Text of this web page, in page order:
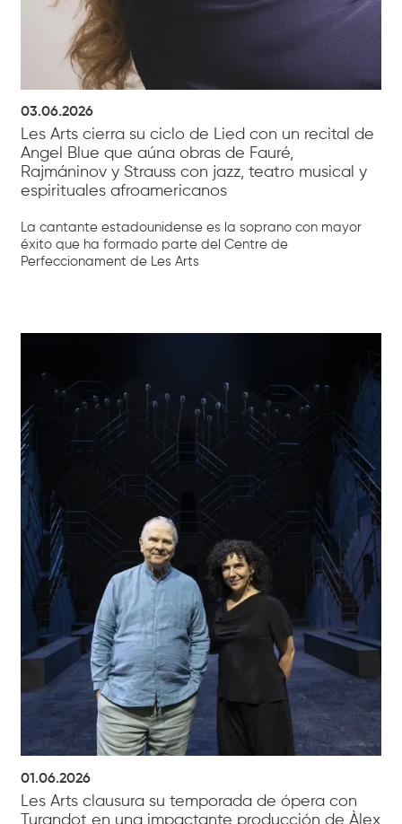
03.06.2026
Les Arts cierra su ciclo de Lied con un recital de
Angel Blue que aúna obras de Fauré,
Rajmáninov y Strauss con jazz, teatro musical y
espirituales afroamericanos
La cantante estadounidense es la soprano con mayor
éxito que ha formado parte del Centre de
Perfeccionament de Les Arts
01.06.2026
Les Arts clausura su temporada de ópera con
Turandot en una impactante producción de Àlex